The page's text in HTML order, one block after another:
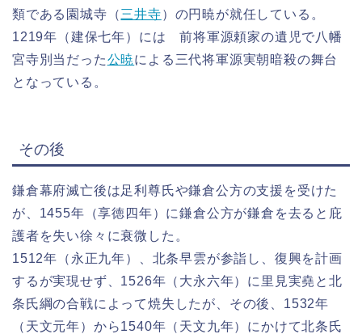
類である園城寺（三井寺）の円暁が就任している。
1219年（建保七年）には 前将軍源頼家の遺児で八幡
宮寺別当だった公暁による三代将軍源実朝暗殺の舞台
となっている。
その後
鎌倉幕府滅亡後は足利尊氏や鎌倉公方の支援を受けた
が、1455年（享徳四年）に鎌倉公方が鎌倉を去ると庇
護者を失い徐々に衰微した。
1512年（永正九年）、北条早雲が参詣し、復興を計画
するが実現せず、1526年（大永六年）に里見実堯と北
条氏綱の合戦によって焼失したが、その後、1532年
（天文元年）から1540年（天文九年）にかけて北条氏